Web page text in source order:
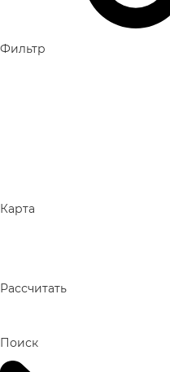
Фильтр
Карта
Рассчитать
Поиск